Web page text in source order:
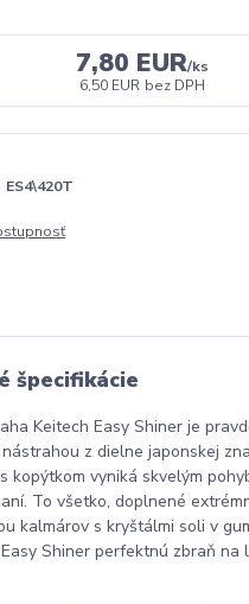
7,80 EUR/ks
6,50 EUR bez DPH
ES4\420T
špecifikácie
Keitech Easy Shiner je
z dielne japonskej
kopýtkom vyniká skvelým
To všetko, doplnené
kalmárov s kryštálmi soli v
Shiner perfektnú zbraň na